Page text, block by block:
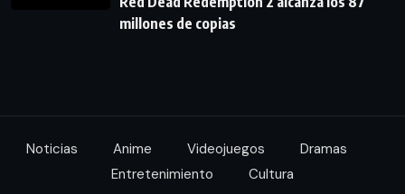
millones de copias
Noticias Anime Videojuegos
Dramas
Entretenimiento
Cultura